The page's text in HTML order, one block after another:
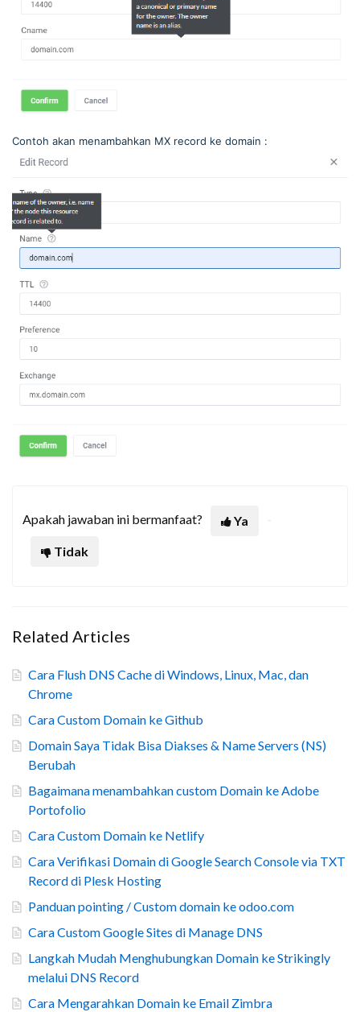
Contoh akan menambahkan MX record ke domain :
Apakah jawaban ini bermanfaat?
Ya
Tidak
Related Articles
Cara Flush DNS Cache di Windows, Linux, Mac, dan
Chrome
Cara Custom Domain ke Github
Domain Saya Tidak Bisa Diakses & Name Servers (NS)
Berubah
Bagaimana menambahkan custom Domain ke Adobe
Portofolio
Cara Custom Domain ke Netlify
Cara Verifikasi Domain di Google Search Console via TXT
Record di Plesk Hosting
Panduan pointing / Custom domain ke odoo.com
Cara Custom Google Sites di Manage DNS
Langkah Mudah Menghubungkan Domain ke Strikingly
melalui DNS Record
Cara Mengarahkan Domain ke Email Zimbra